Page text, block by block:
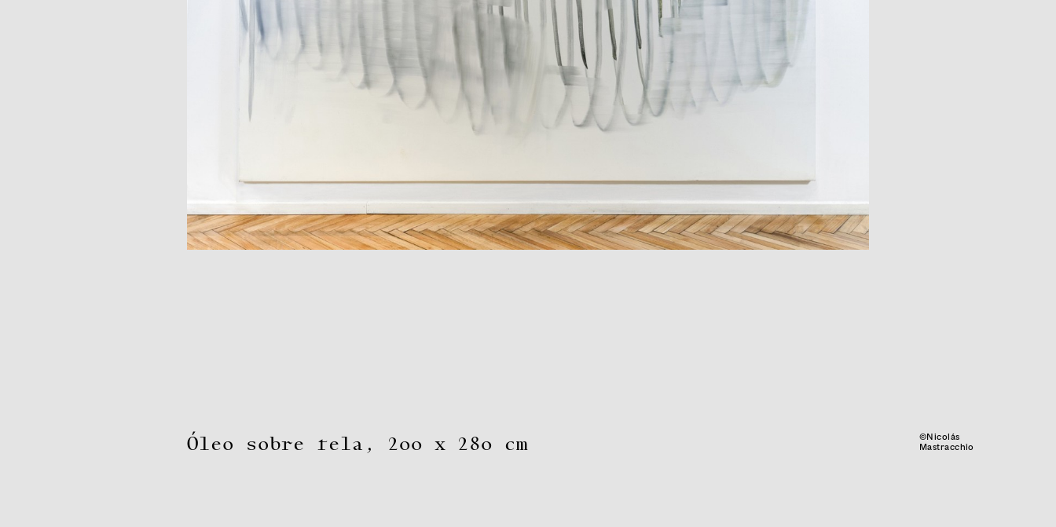
©Nicolás
Mastracchio
Óleo sobre tela , 200 x 280 cm